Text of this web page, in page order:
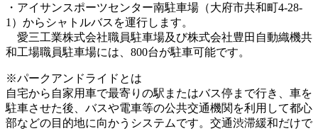
・アイサンスポーツセンター南駐車場（大府市共和町4-28-
1）からシャトルバスを運行します。
愛三工業株式会社職員駐車場及び株式会社豊田自動織機共
和工場職員駐車場には、800台が駐車可能です。
※パークアンドライドとは
自宅から自家用車で最寄りの駅またはバス停まで行き、車を
駐車させた後、バスや電車等の公共交通機関を利用して都心
部などの目的地に向かうシステムです。交通渋滞緩和だけで